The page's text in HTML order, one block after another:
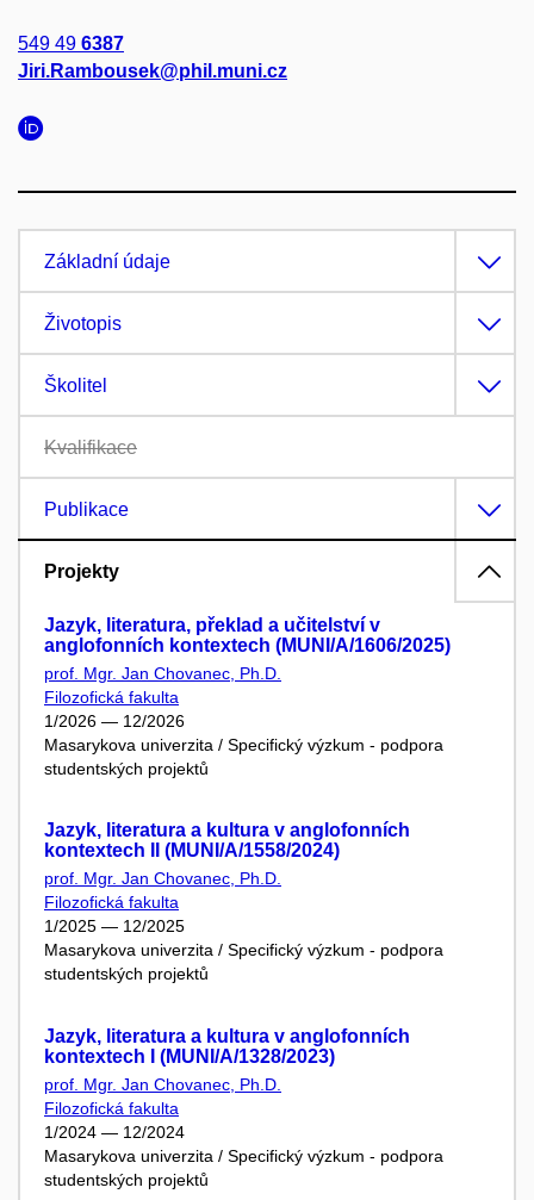
549 49 6387
Jiri.Rambousek@phil.muni.cz
Základní údaje
Životopis
Školitel
Kvalifikace
Publikace
Projekty
Jazyk, literatura, překlad a učitelství v
anglofonních kontextech (MUNI/A/1606/2025)
prof. Mgr. Jan Chovanec, Ph.D.
Filozofická fakulta
1/2026 — 12/2026
Masarykova univerzita / Specifický výzkum - podpora
studentských projektů
Jazyk, literatura a kultura v anglofonních
kontextech II (MUNI/A/1558/2024)
prof. Mgr. Jan Chovanec, Ph.D.
Filozofická fakulta
1/2025 — 12/2025
Masarykova univerzita / Specifický výzkum - podpora
studentských projektů
Jazyk, literatura a kultura v anglofonních
kontextech I (MUNI/A/1328/2023)
prof. Mgr. Jan Chovanec, Ph.D.
Filozofická fakulta
1/2024 — 12/2024
Masarykova univerzita / Specifický výzkum - podpora
studentských projektů